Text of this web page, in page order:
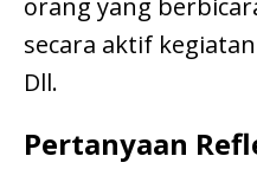
orang yang
secara aktif
Dll.
Pertanyaan